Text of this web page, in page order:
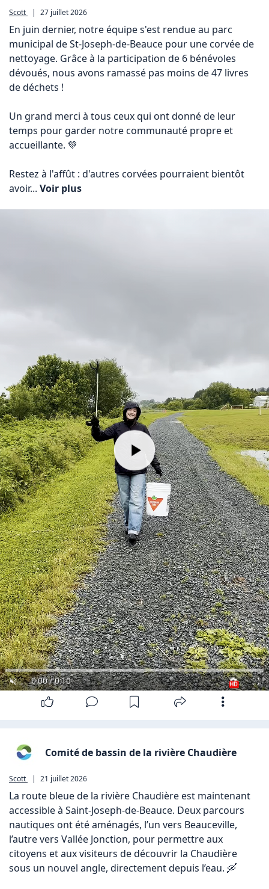
Scott | 27 juillet 2026
En juin dernier, notre équipe s'est rendue au parc
municipal de St-Joseph-de-Beauce pour une corvée de
nettoyage. Grâce à la participation de 6 bénévoles
dévoués, nous avons ramassé pas moins de 47 livres
de déchets !
Un grand merci à tous ceux qui ont donné de leur
temps pour garder notre communauté propre et
accueillante. 💚
Restez à l'affût : d'autres corvées pourraient bientôt
avoir... Voir plus
0:00 / 0:10 HD
Comité de bassin de la rivière Chaudière
Scott | 21 juillet 2026
La route bleue de la rivière Chaudière est maintenant
accessible à Saint-Joseph-de-Beauce. Deux parcours
nautiques ont été aménagés, l’un vers Beauceville,
l’autre vers Vallée Jonction, pour permettre aux
citoyens et aux visiteurs de découvrir la Chaudière
sous un nouvel angle, directement depuis l’eau. 🛶